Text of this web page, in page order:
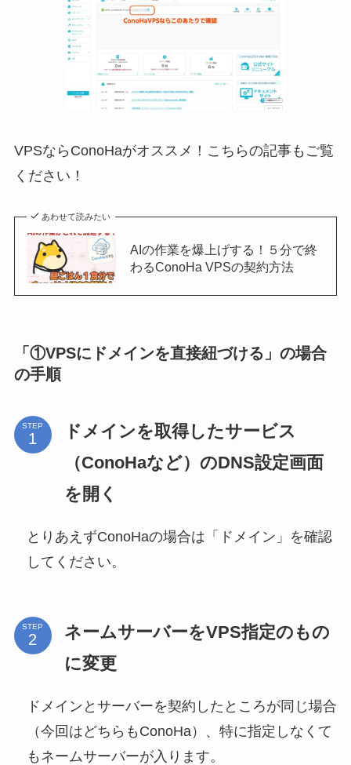
VPSならConoHaがオススメ！こちらの記事もご覧
ください！
あわせて読みたい
AIの作業を爆上げする！５分で終
わるConoHa VPSの契約方法
「①VPSにドメインを直接紐づける」の場合
の手順
STEP
ドメインを取得したサービス
（ConoHaなど）のDNS設定画面
を開く
とりあえずConoHaの場合は「ドメイン」を確認
してください。
STEP
ネームサーバーをVPS指定のもの
に変更
ドメインとサーバーを契約したところが同じ場合
（今回はどちらもConoHa）、特に指定しなくて
もネームサーバーが入ります。